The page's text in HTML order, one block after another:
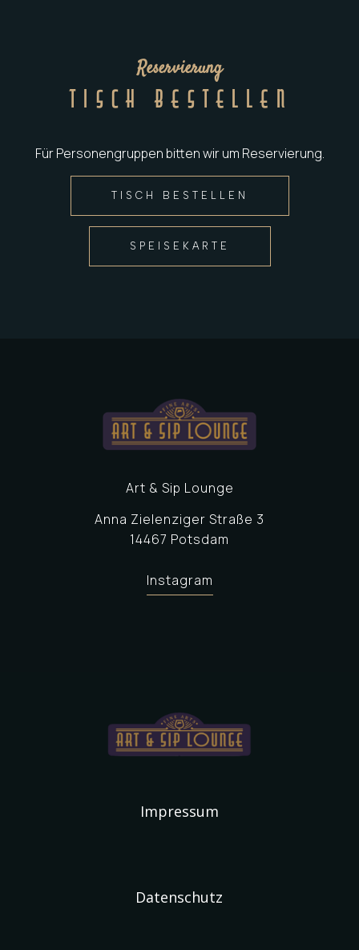
Reservierung
TISCH BESTELLEN
Für Personengruppen bitten wir um Reservierung.
TISCH BESTELLEN
SPEISEKARTE
Art & Sip Lounge
Anna Zielenziger Straße 3
14467 Potsdam
Instagram
Impressum
Datenschutz